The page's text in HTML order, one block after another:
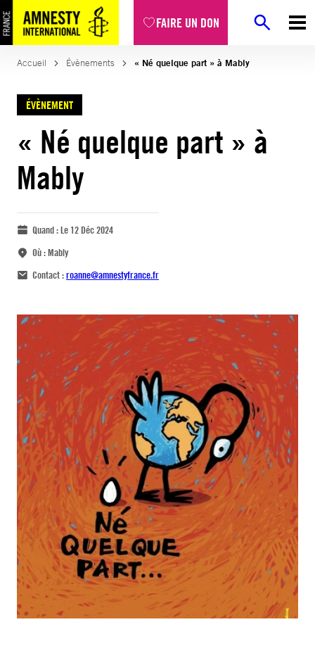
FAIRE UN DON
Accueil Évènements « Né quelque part » à Mably
ÉVÈNEMENT
« Né quelque part » à
Mably
Quand :Le 12 Déc 2024
Où :Mably
Contact :roanne@amnestyfrance.fr